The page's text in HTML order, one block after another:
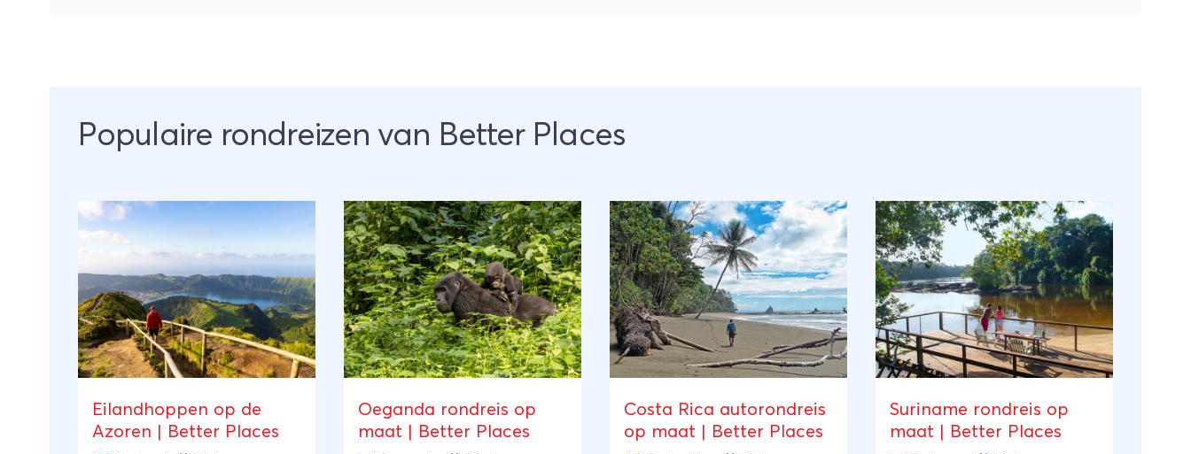
Populaire rondreizen van Better Places
Eilandhoppen op de
Azoren | Better Places
Oeganda rondreis op
maat | Better Places
Costa Rica autorondreis
op maat | Better Places
Suriname rondreis op
maat | Better Places